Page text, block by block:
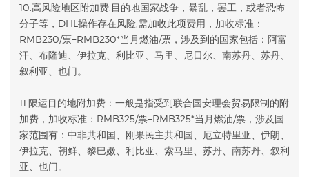
10.高风险地区附加费:目的地国家战争，暴乱，罢工，或者恐怖
分子等，DHL操作存在风险,需加收此项费用，加收标准：
RMB230/票+RMB230*当月燃油/票，涉及到的国家包括：阿富
汗、布隆迪、伊拉克、利比亚、马里、尼日尔、南苏丹、苏丹、
叙利亚、也门。
11.限运目的地附加费：一般是指受到联合国安理会贸易限制的附
加费，加收标准：RMB325/票+RMB325*当月燃油/票，涉及国
家范围有：中非共和国、刚果民主共和国、厄立特里亚、伊朗、
伊拉克、朝鲜、黎巴嫩、利比亚、索马里、苏丹、南苏丹、叙利
亚、也门。